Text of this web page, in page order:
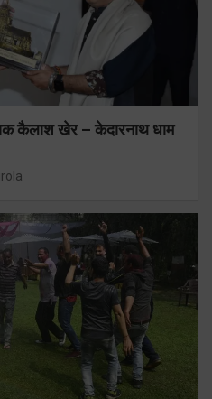
कैलाश खेर – केदारनाथ धाम